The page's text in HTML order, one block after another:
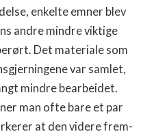
enkelte emner blev
andre mindre viktige
Det materiale som
var samlet,
mindre bearbeidet.
man ofte bare et par
at den videre frem­